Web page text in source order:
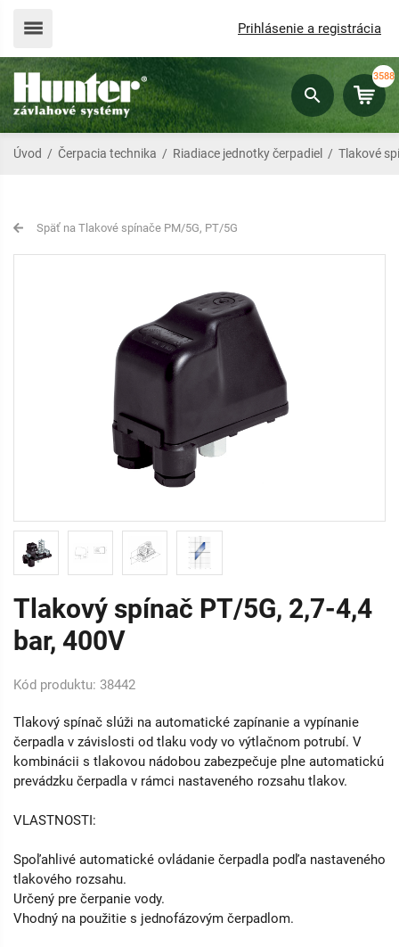
Prihlásenie a registrácia
3588
Úvod / Čerpacia technika / Riadiace jednotky čerpadiel / Tlakové
Späť na Tlakové spínače PM/5G, PT/5G
Tlakový spínač PT/5G, 2,7-4,4
bar, 400V
Kód produktu: 38442
Tlakový spínač slúži na automatické zapínanie a vypínanie
čerpadla v závislosti od tlaku vody vo výtlačnom potrubí. V
kombinácii s tlakovou nádobou zabezpečuje plne automatickú
prevádzku čerpadla v rámci nastaveného rozsahu tlakov.
VLASTNOSTI:
Spoľahlivé automatické ovládanie čerpadla podľa nastaveného
tlakového rozsahu.
Určený pre čerpanie vody.
Vhodný na použitie s jednofázovým čerpadlom.